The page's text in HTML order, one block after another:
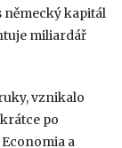
kapitál
miliardář
vznikalo
po
a